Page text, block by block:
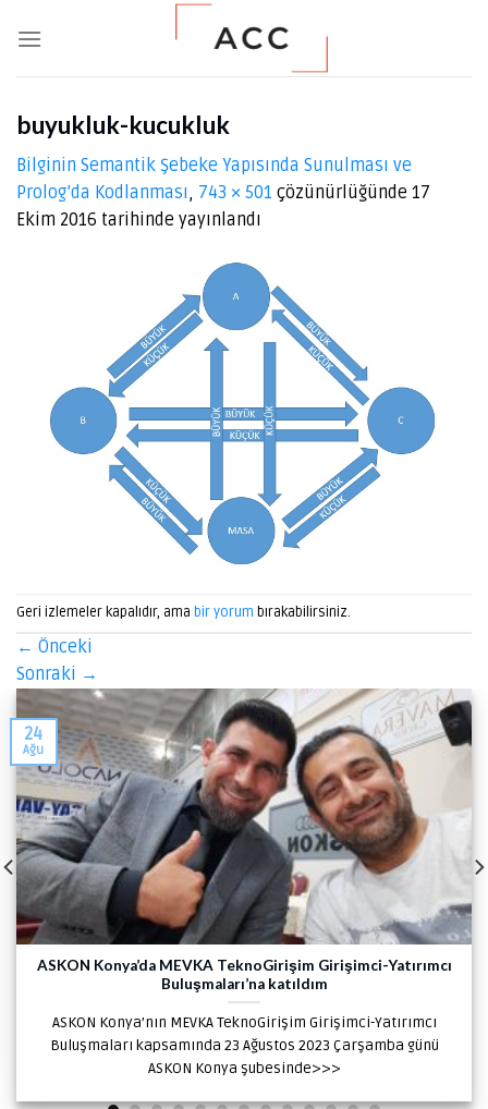
buyukluk-kucukluk
Bilginin Semantik Şebeke Yapısında Sunulması ve
Prolog’da Kodlanması, 743 × 501 çözünürlüğünde 17
Ekim 2016 tarihinde yayınlandı
Geri izlemeler kapalıdır, ama bir yorum bırakabilirsiniz.
← Önceki
Sonraki →
ASKON Konya’da MEVKA TeknoGirişim Girişimci-Yatırımcı
Buluşmaları’na katıldım
ASKON Konya’nın MEVKA TeknoGirişim Girişimci-Yatırımcı
Buluşmaları kapsamında 23 Ağustos 2023 Çarşamba günü
ASKON Konya şubesinde>>>
24
Ağu